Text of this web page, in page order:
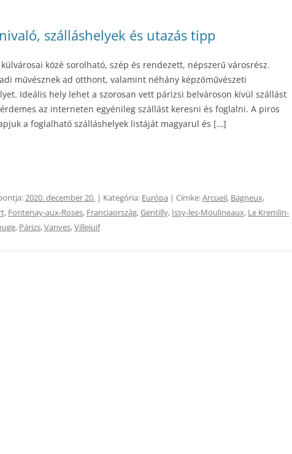
szálláshelyek és utazás tipp
közé sorolható, szép és rendezett, népszerű városrész.
művésznek ad otthont, valamint néhány képzőművészeti
Ideális hely lehet a szorosan vett párizsi belvároson kívül szállást
az interneten egyénileg szállást keresni és foglalni. A piros
a foglalható szálláshelyek listáját magyarul és […]
2020. december 20. | Kategória: Európa | Címke:Arcueil, Bagneux,
, Fontenay-aux-Roses, Franciaország,Gentilly, Issy-les-Moulineaux, Le Kremlin-
, Párizs,Vanves,Villejuif